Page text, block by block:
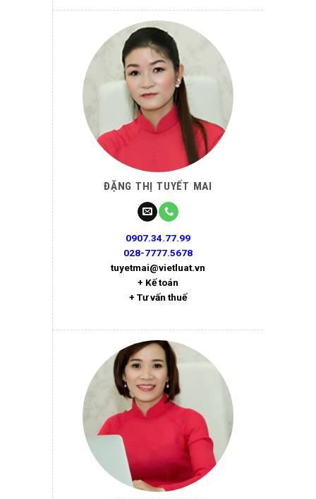
ĐẶNG THỊ TUYẾT MAI
0907.34.77.99
028-7777.5678
tuyetmai@vietluat.vn
+ Kế toán
+ Tư vấn thuế